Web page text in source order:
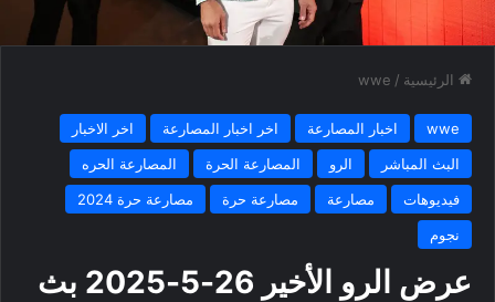
الرئيسية /
wwe
wwe اخبار المصارعة اخر اخبار المصارعة
اخر الاخبار
البث المباشر
الرو المصارعة الحرة
المصارعة الحره
فيديوهات
مصارعة مصارعة حرة
مصارعة حرة 2024
نجوم
عرض الرو الأخير 26-5-2025 بث